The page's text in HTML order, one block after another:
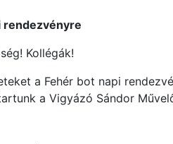
rendezvényre
Kollégák!
a Fehér bot napi
a Vigyázó Sándor